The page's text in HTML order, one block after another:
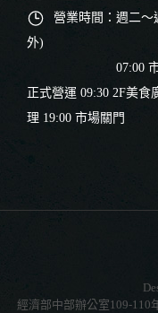
營業時間：週二～
外)
07:00 市場開門
正式營運 09:30 2F美食
理 19:00 市場關門
經濟部中部辦公室109-110